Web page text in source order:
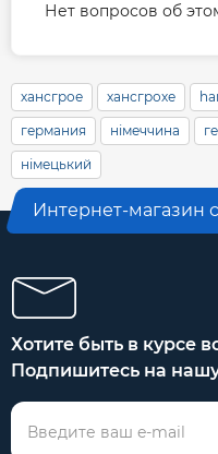
Нет вопросов об
хансгрое хансгрохе
германия німеччина
німецький
Интернет-магазин
Хотите быть в курсе
Подпишитесь на